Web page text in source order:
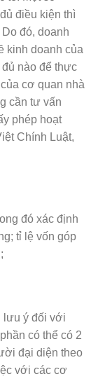
điều kiện thì
đó, doanh
kinh doanh của
nào để thực
cơ quan nhà
cần tư vấn
phép hoạt
Chính Luật,
đó xác định
tỉ lệ vốn góp
lưu ý đối với
có thể có 2
đại diện theo
với các cơ